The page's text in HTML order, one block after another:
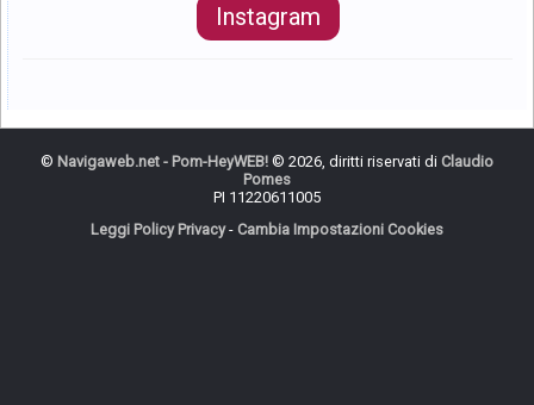
Instagram
© Navigaweb.net - Pom-HeyWEB! © 2026, diritti riservati di Claudio
Pomes
PI 11220611005
Leggi Policy Privacy- Cambia Impostazioni Cookies